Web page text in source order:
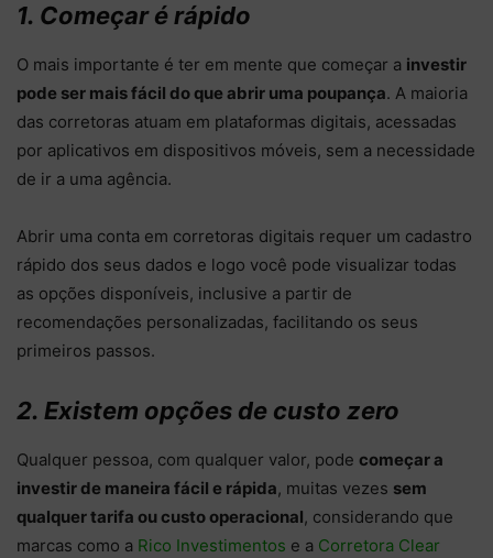
1. Começar é rápido
O mais importante é ter em mente que começar a investir
pode ser mais fácil do que abrir uma poupança. A maioria
das corretoras atuam em plataformas digitais, acessadas
por aplicativos em dispositivos móveis, sem a necessidade
de ir a uma agência.
Abrir uma conta em corretoras digitais requer um cadastro
rápido dos seus dados e logo você pode visualizar todas
as opções disponíveis, inclusive a partir de
recomendações personalizadas, facilitando os seus
primeiros passos.
2. Existem opções de custo zero
Qualquer pessoa, com qualquer valor, pode começar a
investir de maneira fácil e rápida, muitas vezes sem
qualquer tarifa ou custo operacional, considerando que
marcas como a Rico Investimentos e a Corretora Clear